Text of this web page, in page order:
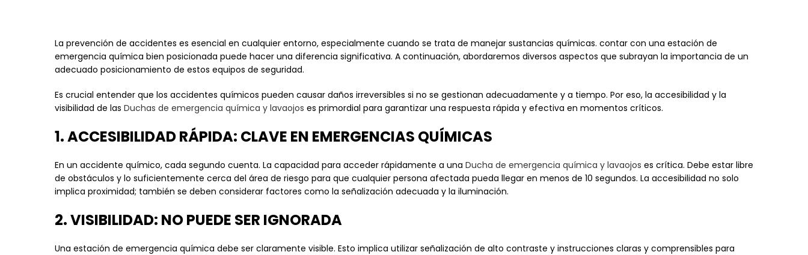
La prevención de accidentes es esencial en cualquier entorno, especialmente cuando se trata de manejar sustancias químicas. contar con una estación de
emergencia química bien posicionada puede hacer una diferencia significativa. A continuación, abordaremos diversos aspectos que subrayan la importancia de un
adecuado posicionamiento de estos equipos de seguridad.
Es crucial entender que los accidentes químicos pueden causar daños irreversibles si no se gestionan adecuadamente y a tiempo. Por eso, la accesibilidad y la
visibilidad de las Duchas de emergencia química y lavaojos es primordial para garantizar una respuesta rápida y efectiva en momentos críticos.
1. ACCESIBILIDAD RÁPIDA: CLAVE EN EMERGENCIAS QUÍMICAS
En un accidente químico, cada segundo cuenta. La capacidad para acceder rápidamente a una Ducha de emergencia química y lavaojos es crítica. Debe estar libre
de obstáculos y lo suficientemente cerca del área de riesgo para que cualquier persona afectada pueda llegar en menos de 10 segundos. La accesibilidad no solo
implica proximidad; también se deben considerar factores como la señalización adecuada y la iluminación.
2. VISIBILIDAD: NO PUEDE SER IGNORADA
Una estación de emergencia química debe ser claramente visible. Esto implica utilizar señalización de alto contraste y instrucciones claras y comprensibles para